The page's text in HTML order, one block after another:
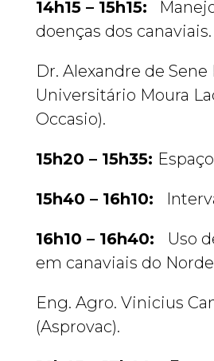
14h15 – 15h15:
doenças dos canaviais.
Dr. Alexandre de
Universitário Moura
Occasio).
15h20 – 15h35:
15h40 – 16h10:
16h10 – 16h40:
Uso
em canaviais do
Eng. Agro. Vinicius
(Asprovac).